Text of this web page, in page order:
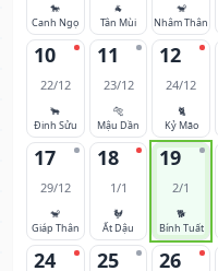
🐎
Canh Ngọ
🐐
Tân Mùi
🐒
Nhâm Thân
10
22/12
🐂
Đinh Sửu
11
23/12
🐅
Mậu Dần
12
24/12
🐈
Kỷ Mão
17
29/12
🐒
Giáp Thân
18
1/1
🐓
Ất Dậu
19
2/1
🐕
Bính Tuất
24 25 26